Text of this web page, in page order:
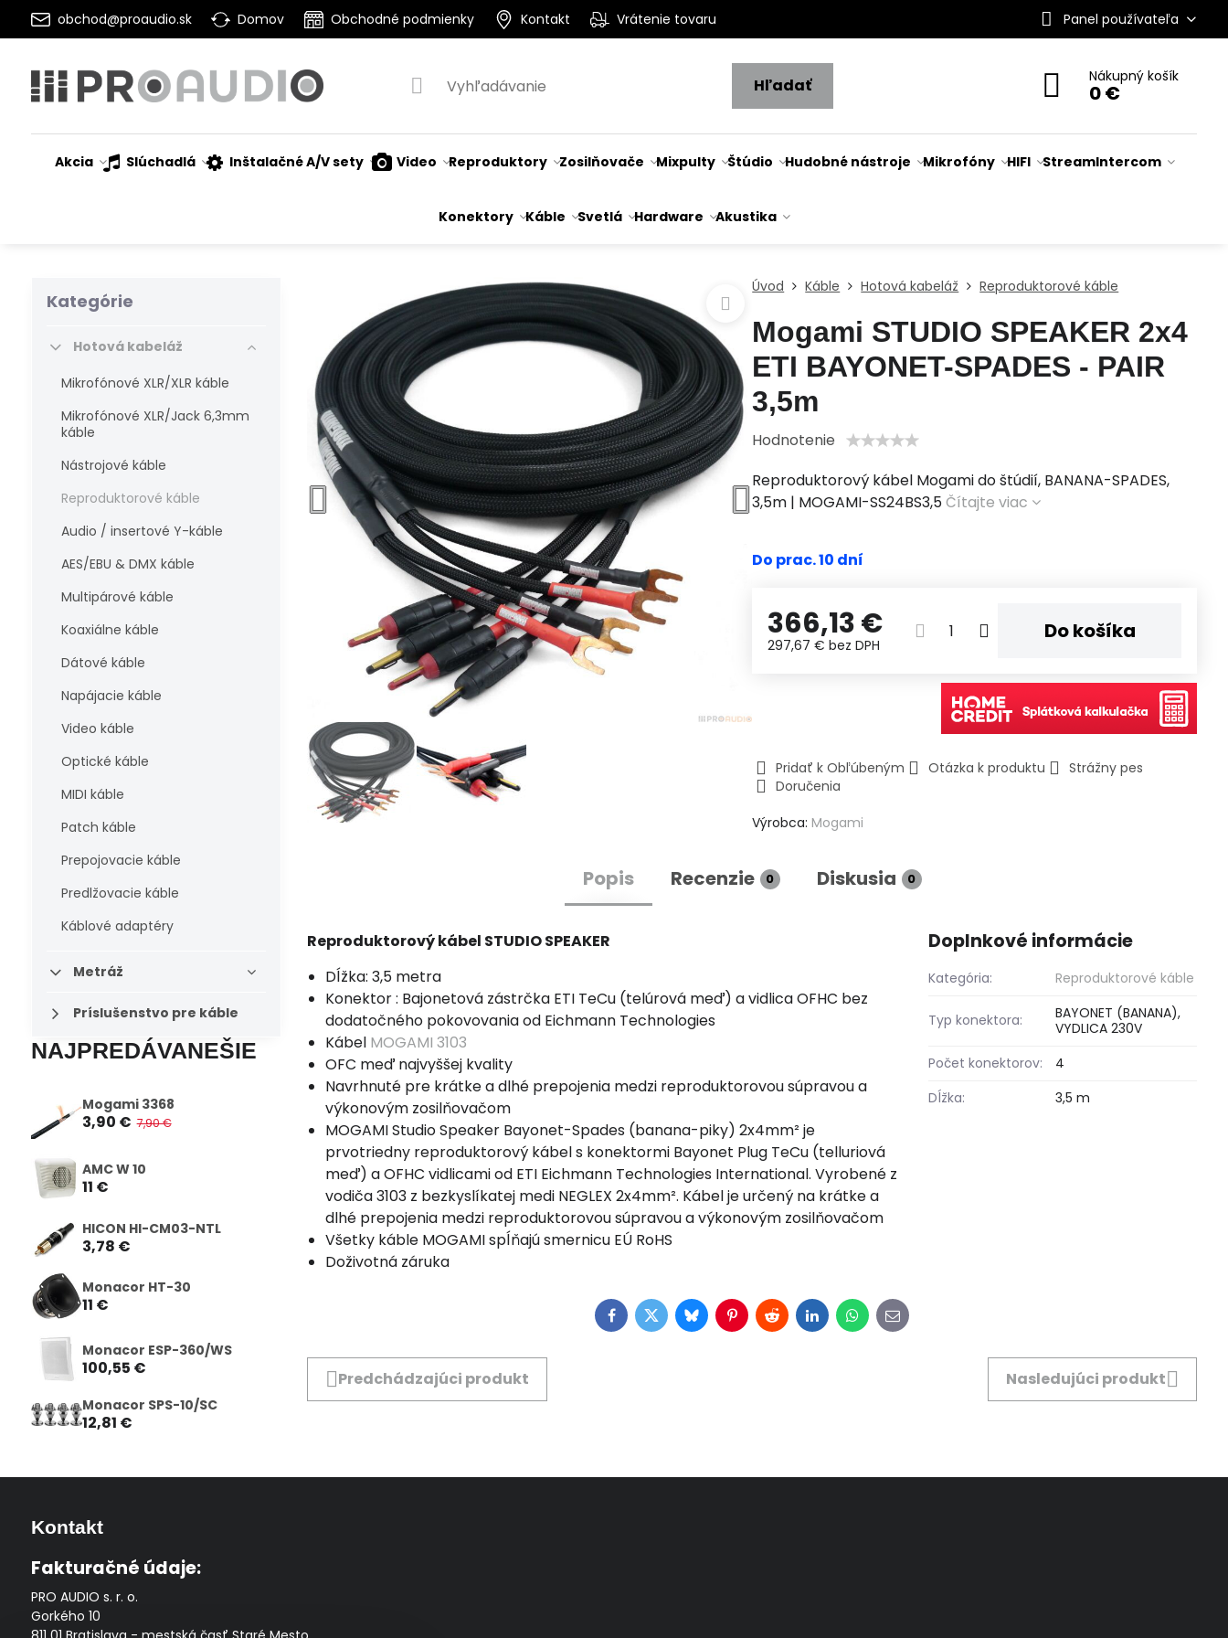
obchod@proaudio.sk Domov Obchodné podmienky Kontakt Vrátenie tovaru Panel používateľa
Hľadať Nákupný košík
0 €
Akcia Slúchadlá Inštalačné A/V sety Video Reproduktory Zosilňovače Mixpulty Štúdio Hudobné nástroje Mikrofóny HIFI StreamIntercom
Konektory Káble Svetlá Hardware Akustika
Úvod Káble Hotová kabeláž Reproduktorové káble
Mogami STUDIO SPEAKER 2x4
ETI BAYONET-SPADES - PAIR
3,5m
Hodnotenie
Reproduktorový kábel Mogami do štúdií, BANANA-SPADES,
3,5m | MOGAMI-SS24BS3,5Čítajte viac
Do prac. 10 dní
366,13 €
297,67 €bez DPH
Do košíka
Pridať k Obľúbeným Otázka k produktu
Strážny pes
Doručenia
Výrobca: Mogami
Popis Recenzie 0 Diskusia 0
Reproduktorový kábel STUDIO SPEAKER
Dĺžka: 3,5 metra
Konektor : Bajonetová zástrčka ETI TeCu (telúrová meď) a vidlica OFHC bez
dodatočného pokovovania od Eichmann Technologies
Kábel MOGAMI 3103
OFC meď najvyššej kvality
Navrhnuté pre krátke a dlhé prepojenia medzi reproduktorovou súpravou a
výkonovým zosilňovačom
MOGAMI Studio Speaker Bayonet-Spades (banana-piky) 2x4mm² je
prvotriedny reproduktorový kábel s konektormi Bayonet Plug TeCu (telluriová
meď) a OFHC vidlicami od ETI Eichmann Technologies International. Vyrobené z
vodiča 3103 z bezkyslíkatej medi NEGLEX 2x4mm². Kábel je určený na krátke a
dlhé prepojenia medzi reproduktorovou súpravou a výkonovým zosilňovačom
Všetky káble MOGAMI spĺňajú smernicu EÚ RoHS
Doživotná záruka
Doplnkové informácie
Kategória: Reproduktorové káble
Typ konektora:
BAYONET (BANANA),
VYDLICA 230V
Počet konektorov:
4
Dĺžka:
3,5 m
Facebook
TwitterBlueskyPinterest
RedditLinkedInWhatsApp
E-
mail
Predchádzajúci produkt Nasledujúci produkt
Kategórie
Hotová kabeláž
Mikrofónové XLR/XLR káble
Mikrofónové XLR/Jack 6,3mm
káble
Nástrojové káble
Reproduktorové káble
Audio / insertové Y-káble
AES/EBU & DMX káble
Multipárové káble
Koaxiálne káble
Dátové káble
Napájacie káble
Video káble
Optické káble
MIDI káble
Patch káble
Prepojovacie káble
Predlžovacie káble
Káblové adaptéry
Metráž
Príslušenstvo pre káble
NAJPREDÁVANEŠIE
Mogami 3368
3,90 € 7,90 €
AMC W 10
11 €
HICON HI-CM03-NTL
3,78 €
Monacor HT-30
11 €
Monacor ESP-360/WS
100,55 €
Monacor SPS-10/SC
12,81 €
Kontakt
Fakturačné údaje:
PRO AUDIO s. r. o.
Gorkého 10